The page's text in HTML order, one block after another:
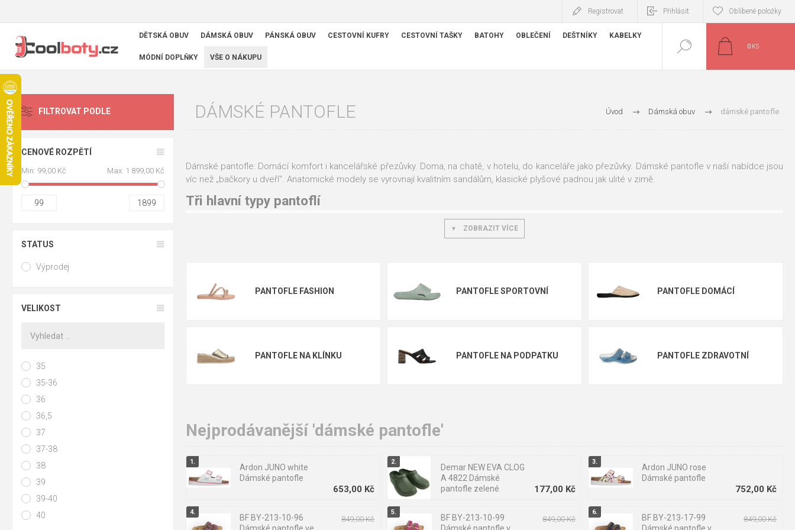
Registrovat Přihlásit Oblíbené položky
DĚTSKÁ OBUV DÁMSKÁ OBUV PÁNSKÁ OBUV CESTOVNÍ KUFRY CESTOVNÍ TAŠKY BATOHY OBLEČENÍ DEŠTNÍKY KABELKY
MÓDNÍ DOPLŇKY VŠE O NÁKUPU
0 KS
Úvod Dámská obuv dámské pantofle
DÁMSKÉ PANTOFLE
Dámské pantofle: Domácí komfort i kancelářské přezůvky. Doma, na chatě, v hotelu, do kanceláře jako přezůvky. Dámské pantofle v naší nabídce jsou
víc než „bačkory u dveří". Anatomické modely se vyrovnají kvalitním sandálům, klasické plyšové padnou jak ulité v zimě.
Tři hlavní typy pantoflí
Plyš, vlna, koženka. Tepelný komfort pro chladné večery doma.
Otevřená pata:Snadné obutí (nakročení). Pro doma a teplé měsíce.
ZOBRAZIT VÍCE
PANTOFLE FASHION PANTOFLE SPORTOVNÍ PANTOFLE DOMÁCÍ
PANTOFLE NA KLÍNKU PANTOFLE NA PODPATKU PANTOFLE ZDRAVOTNÍ
Nejprodávanější 'dámské pantofle'
Ardon JUNO white
Dámské pantofle
653,00 Kč
Demar NEW EVA CLOG
A 4822 Dámské
pantofle zelené
177,00 Kč
Ardon JUNO rose
Dámské pantofle
752,00 Kč
BF BY-213-10-96
849,00 Kč
BF BY-213-10-99
849,00 Kč
BF BY-213-17-99
849,00 Kč
FILTROVAT PODLE
CENOVÉ ROZPĚTÍ
Min: 99,00 Kč Max: 1 899,00 Kč
99 1899
STATUS
Výprodej
VELIKOST
35
35-36
36
36,5
37
37-38
38
39
39-40
40